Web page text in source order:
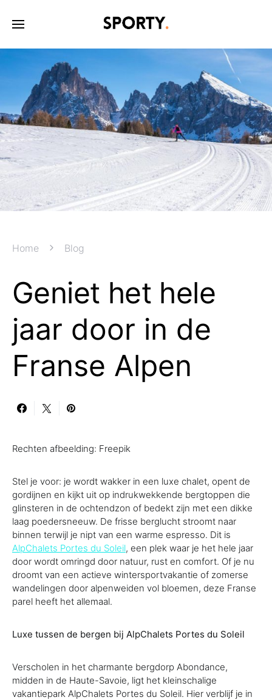
Home Blog
Geniet het hele
jaar door in de
Franse Alpen
Rechten afbeelding: Freepik
Stel je voor: je wordt wakker in een luxe chalet, opent de
gordijnen en kijkt uit op indrukwekkende bergtoppen die
glinsteren in de ochtendzon of bedekt zijn met een dikke
laag poedersneeuw. De frisse berglucht stroomt naar
binnen terwijl je nipt van een warme espresso. Dit is
AlpChalets Portes du Soleil, een plek waar je het hele jaar
door wordt omringd door natuur, rust en comfort. Of je nu
droomt van een actieve wintersportvakantie of zomerse
wandelingen door alpenweiden vol bloemen, deze Franse
parel heeft het allemaal.
Luxe tussen de bergen bij AlpChalets Portes du Soleil
Verscholen in het charmante bergdorp Abondance,
midden in de Haute-Savoie, ligt het kleinschalige
vakantiepark AlpChalets Portes du Soleil. Hier verblijf je in